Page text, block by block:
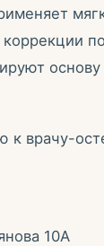
к врачу-
10А